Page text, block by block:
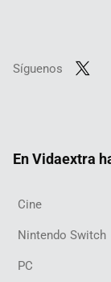
Síguenos
En Vidaextra
Cine
Nintendo Switch
PC